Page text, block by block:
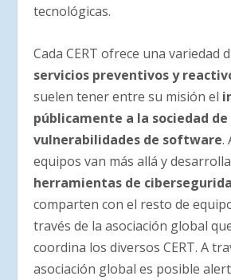
tecnológicas.
Cada CERT ofrece una variedad
servicios preventivos y
suelen tener entre su misión el
públicamente a la sociedad
vulnerabilidades de software.
equipos van más allá y
herramientas de
comparten con el resto de
través de la asociación global
coordina los diversos CERT. A
asociación global es posible